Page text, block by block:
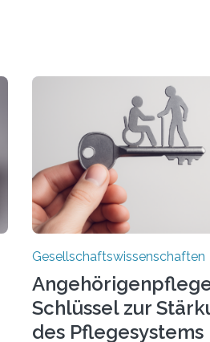
Gesellschaftswissenschaften
Schlüssel zur
des Pflegesystems